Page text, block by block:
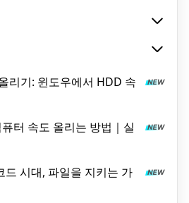
리기: 윈도우에서 HDD 속
터 속도 올리는 방법｜실
시대, 파일을 지키는 가